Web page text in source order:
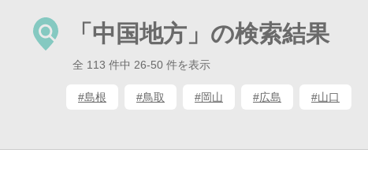
「中国地方」の検索結果
全 113 件中 26-50 件を表示
#島根 #鳥取 #岡山 #広島 #山口